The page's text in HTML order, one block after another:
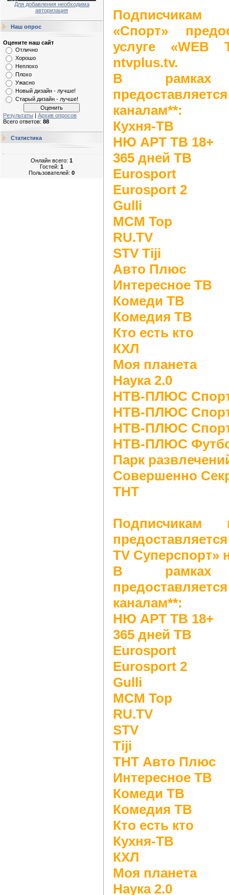
Для добавления необходима
авторизация
Наш опрос
Оцените наш сайт
Отлично
Хорошо
Неплохо
Плохо
Ужасно
Новый дизайн - лучше!
Старый дизайн - лучше!
Результаты | Архив опросов
Всего ответов: 88
Статистика
Онлайн всего: 1
Гостей: 1
Пользователей: 0
Подписчикам
«Спорт»
услуге «WEB
ntvplus.tv.
В рамках
каналам**:
Кухня-ТВ
НЮ АРТ ТВ 18+
365 дней ТВ
Eurosport
Eurosport 2
Gulli
MCM Top
RU.TV
STV Tiji
Авто Плюс
Интересное ТВ
Комеди ТВ
Комедия ТВ
Кто есть кто
КХЛ
Моя планета
Наука 2.0
НТВ-ПЛЮС
НТВ-ПЛЮС
НТВ-ПЛЮС
НТВ-ПЛЮС
Парк
Совершенно
ТНТ
Подписчикам
TV Суперспорт»
В рамках
каналам**:
НЮ АРТ ТВ 18+
365 дней ТВ
Eurosport
Eurosport 2
Gulli
MCM Top
RU.TV
STV
Tiji
ТНТ Авто Плюс
Интересное ТВ
Комеди ТВ
Комедия ТВ
Кто есть кто
Кухня-ТВ
КХЛ
Моя планета
Наука 2.0